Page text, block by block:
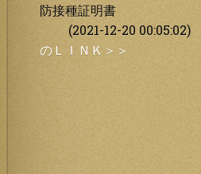
防接種証明書
(2021-12-20
のＬＩＮＫ＞＞